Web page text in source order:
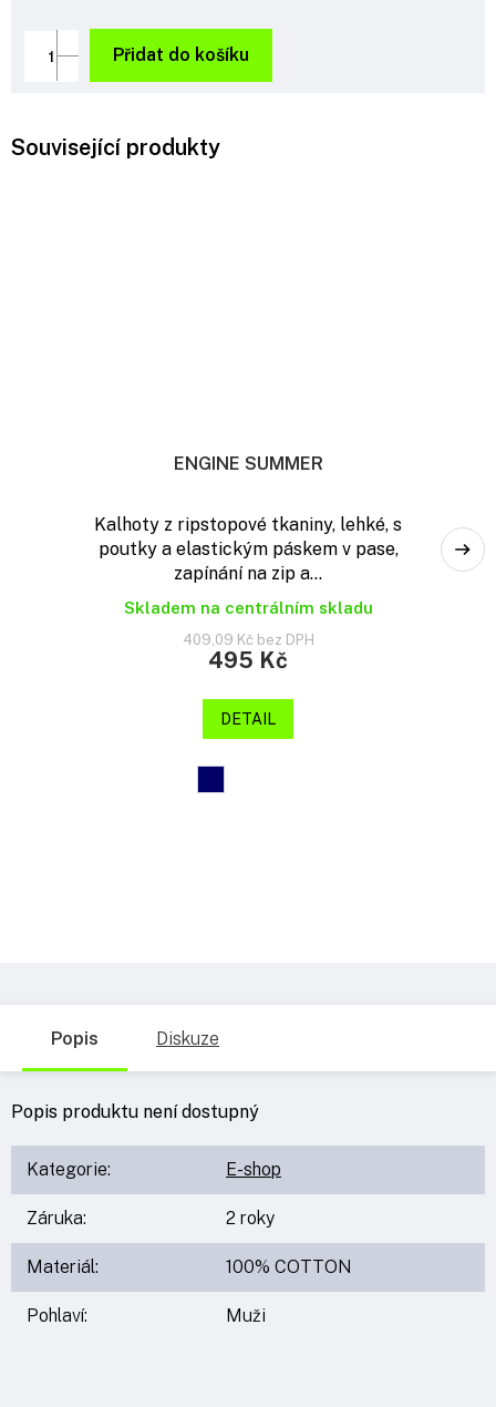
cena:
Přidat do košíku
Související produkty
ENGINE SUMMER
Kalhoty z ripstopové tkaniny, lehké, s
poutky a elastickým páskem v pase,
zapínání na zip a...
Skladem na centrálním skladu
409,09 Kč bez DPH
495 Kč
DETAIL
Popis Diskuze
Popis produktu není dostupný
Kategorie: E-shop
Záruka: 2 roky
Materiál: 100% COTTON
Pohlaví: Muži